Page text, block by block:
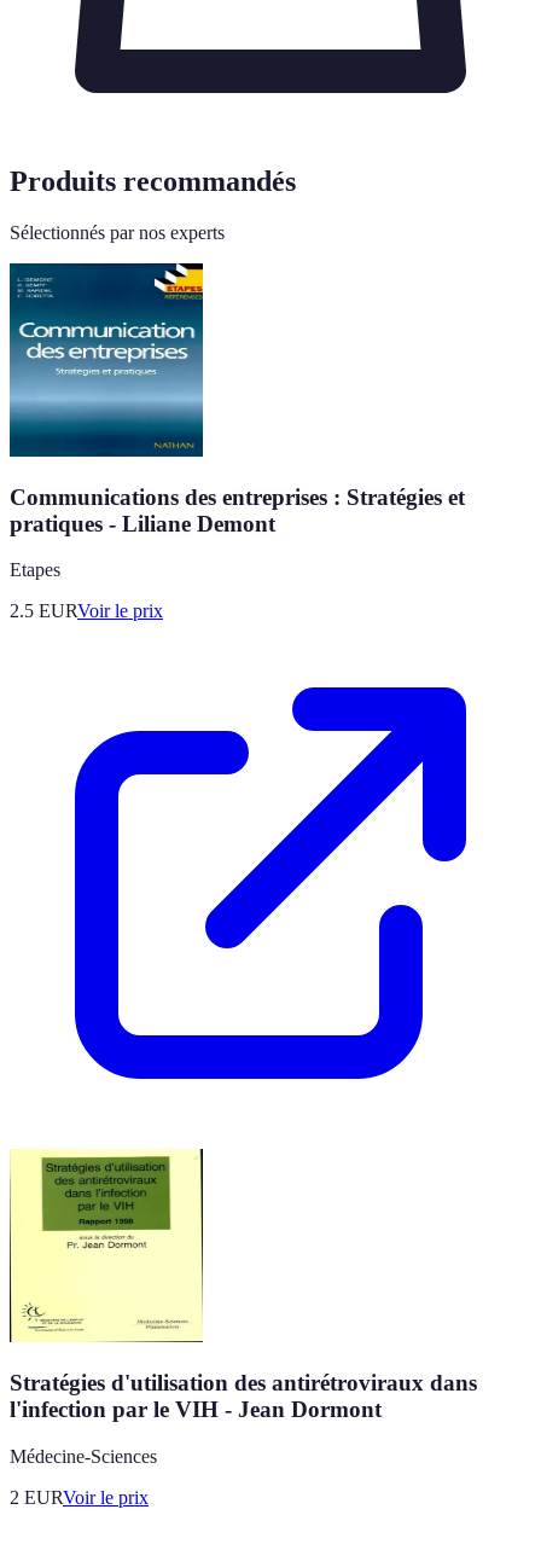
Produits recommandés
Sélectionnés par nos experts
Communications des entreprises : Stratégies et
pratiques - Liliane Demont
Etapes
2.5 EURVoir le prix
Stratégies d'utilisation des antirétroviraux dans
l'infection par le VIH - Jean Dormont
Médecine-Sciences
2 EURVoir le prix